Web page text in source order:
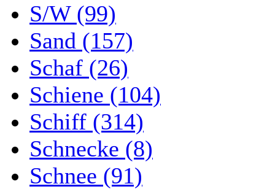
S/W (99)
Sand (157)
Schaf (26)
Schiene (104)
Schiff (314)
Schnecke (8)
Schnee (91)